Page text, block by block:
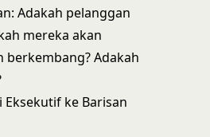
Adakah pelanggan
mereka akan
Adakah
ke Barisan